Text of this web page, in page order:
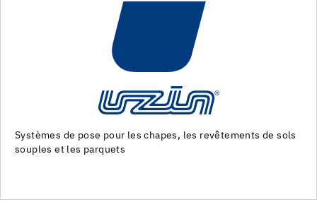
Machines et outils pour la preparation du support et la pose
des revêtements de sol